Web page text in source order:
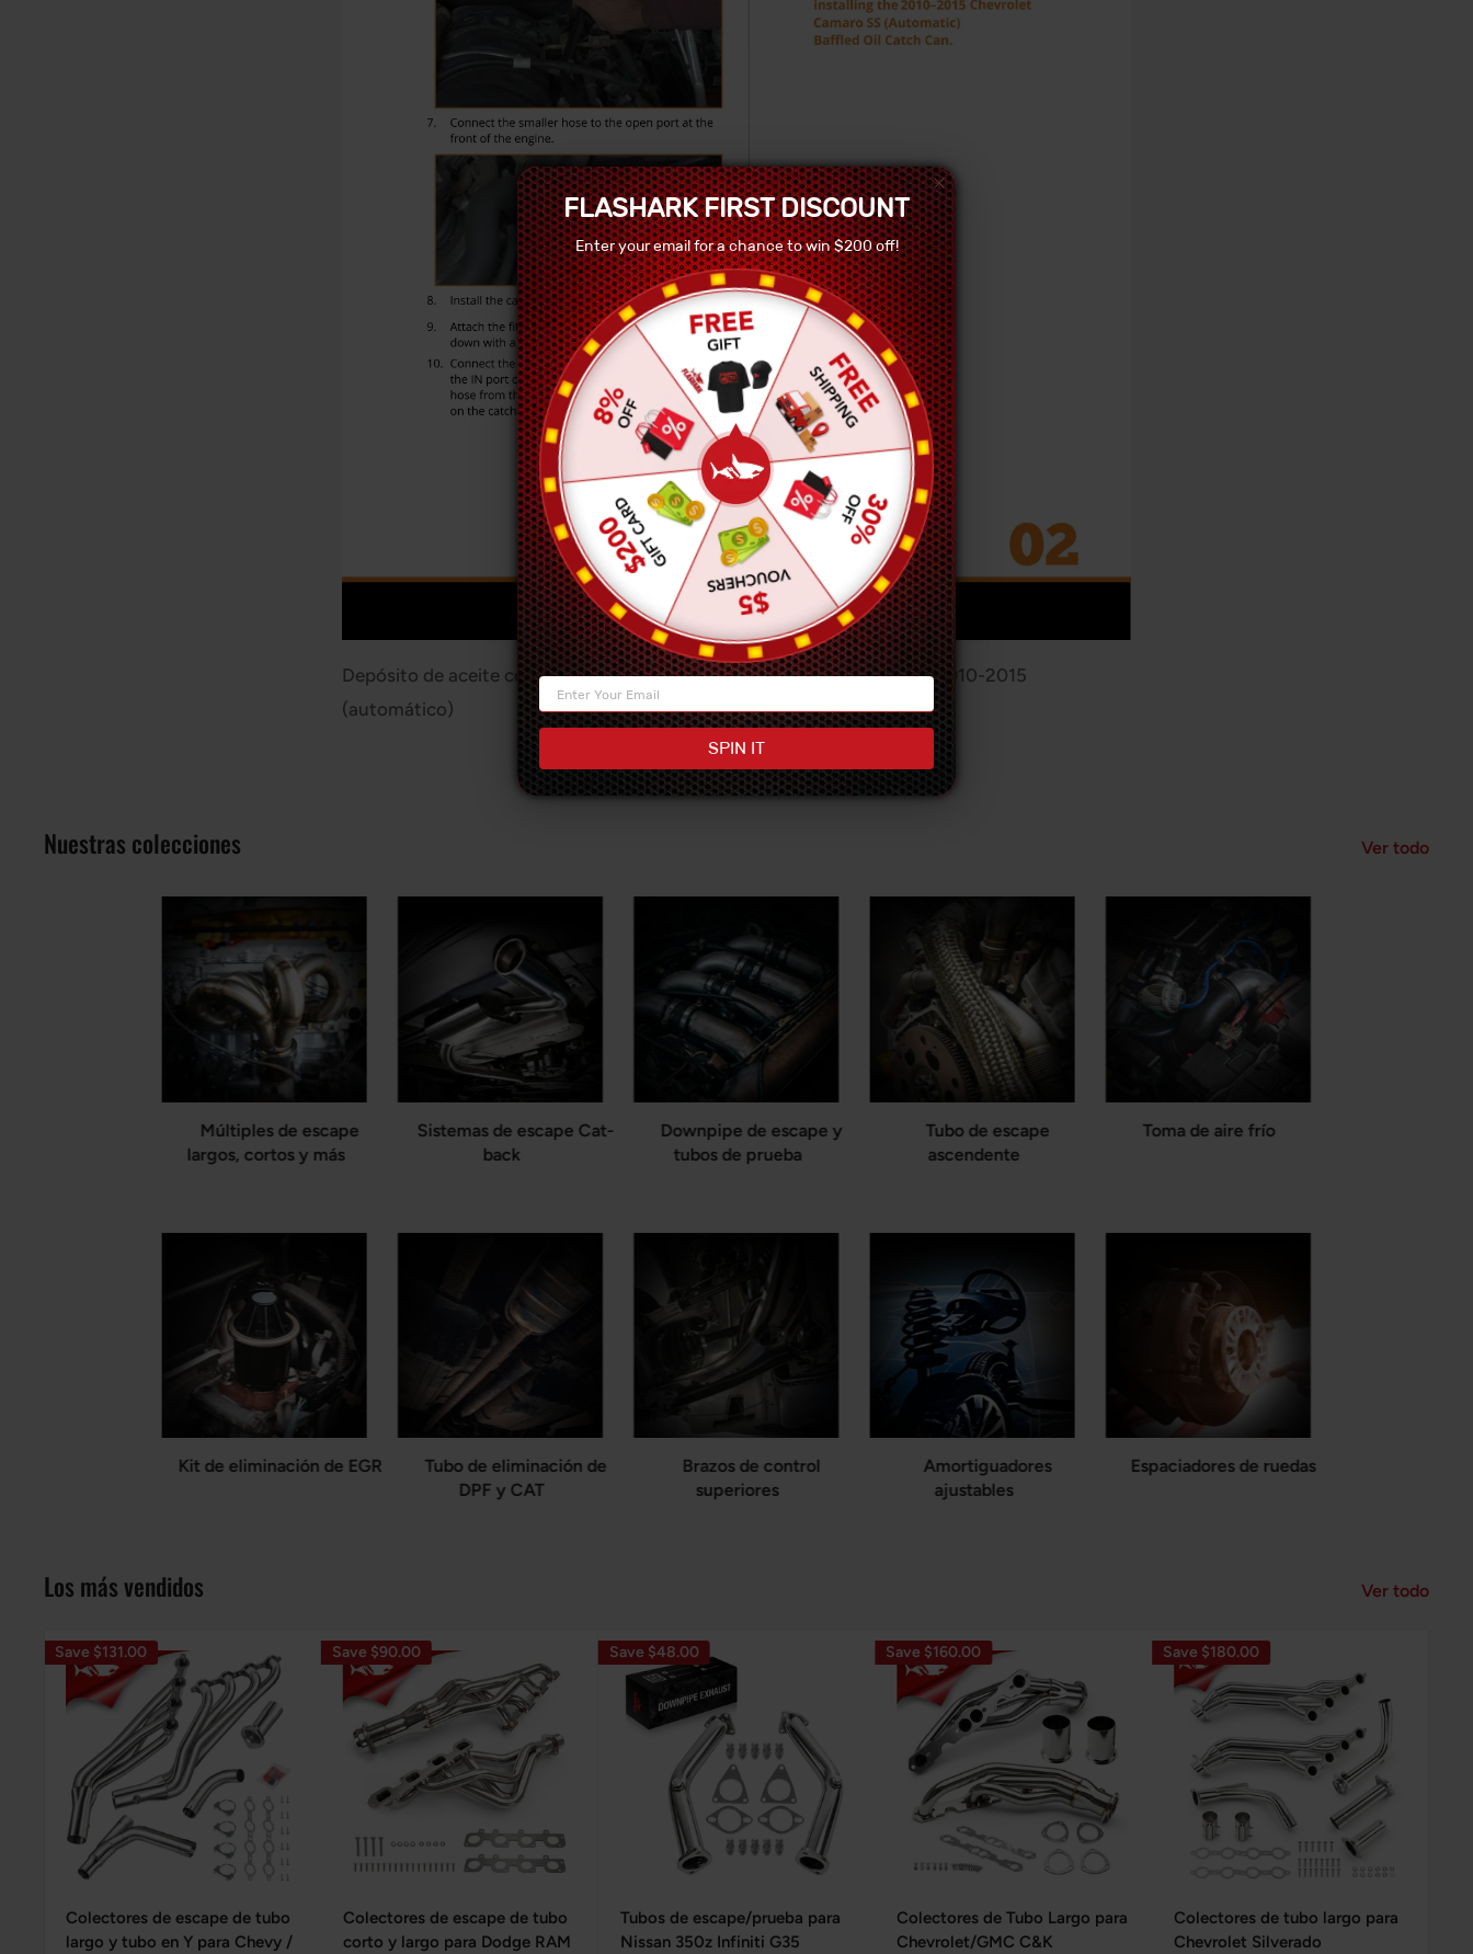
Depósito de aceite con deflector, lado PCV para Chevrolet Camaro SS 2010-2015
(automático)
Nuestras colecciones Ver todo
Múltiples de escape
largos, cortos y más
Sistemas de escape Cat-
back
Downpipe de escape y
tubos de prueba
Tubo de escape
ascendente
Toma de aire frío
Kit de eliminación de EGR
Tubo de eliminación de
DPF y CAT
Brazos de control
superiores
Amortiguadores
ajustables
Espaciadores de ruedas
Los más vendidos Ver todo
Save $131.00
Colectores de escape de tubo
largo y tubo en Y para Chevy /
Save $90.00
Colectores de escape de tubo
corto y largo para Dodge RAM
Save $48.00
Tubos de escape/prueba para
Nissan 350z Infiniti G35
Save $160.00
Colectores de Tubo Largo para
Chevrolet/GMC C&K
Save $180.00
Colectores de tubo largo para
Chevrolet Silverado
FLASHARK FIRST DISCOUNT
Enter your email for a chance to win $200 off!
SPIN IT